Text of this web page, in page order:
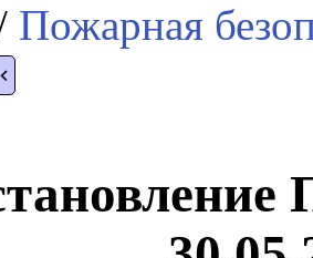
Пожарная